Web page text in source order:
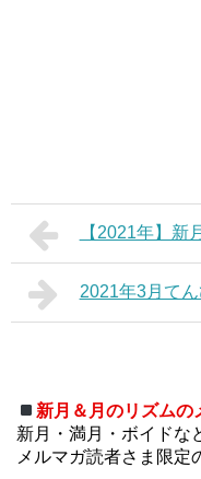
【2021年】新
2021年3月て
新月＆月のリズムの
新月・満月・ボイドな
メルマガ読者さま限定